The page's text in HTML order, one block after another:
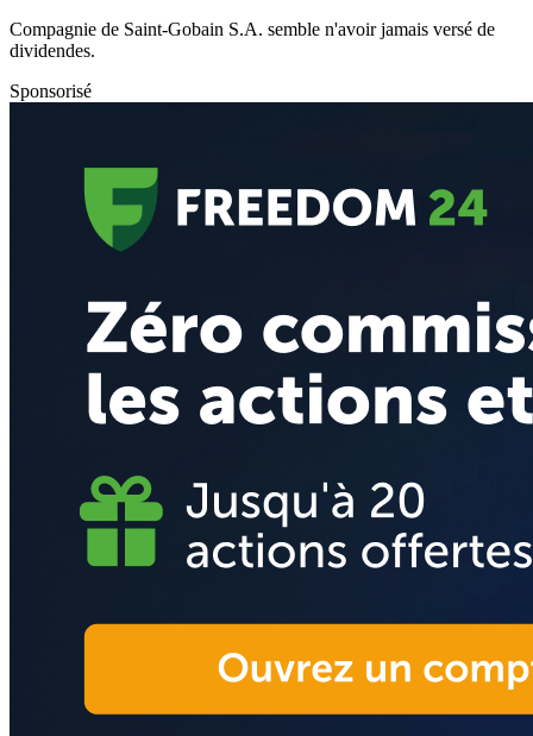
Compagnie de Saint-Gobain S.A. semble n'avoir jamais versé de
dividendes.
Sponsorisé